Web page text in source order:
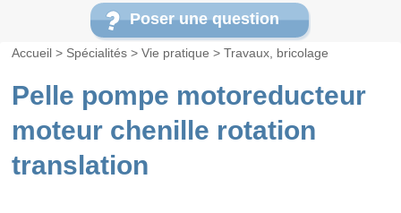
Poser une question
Accueil > Spécialités >Vie pratique >Travaux, bricolage
Pelle pompe motoreducteur
moteur chenille rotation
translation